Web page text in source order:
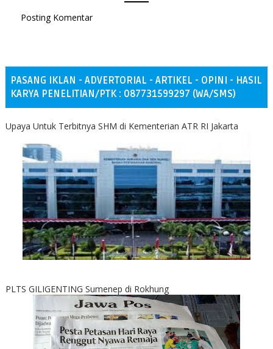
Posting Komentar
PASANG IKLAN - ADVERTORIAL - ARTIKEL - OPINI - HASIL
KARYA PENELITIAN/PTK : 087731599297 (WA/SMS)
Upaya Untuk Terbitnya SHM di Kementerian ATR RI Jakarta
PLTS GILIGENTING Sumenep di Rokhung